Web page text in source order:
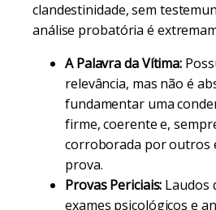
clandestinidade, sem
análise probatória é
A Palavra da Vítima:
relevância, mas não é
fundamentar uma
firme, coerente e,
corroborada por outros
prova.
Provas Periciais: Laudos
exames psicológicos e